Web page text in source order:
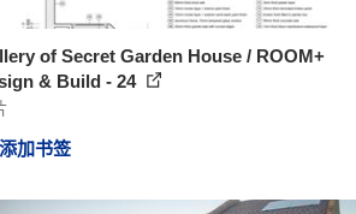
of Secret Garden House / ROOM+
& Build - 24
加书签